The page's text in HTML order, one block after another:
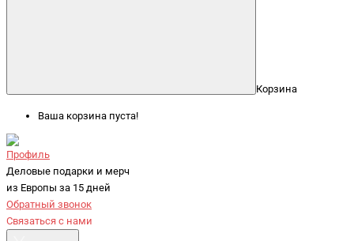
Корзина
Ваша корзина пуста!
Профиль
Деловые подарки и мерч
из Европы за 15 дней
Обратный звонок
Связаться с нами